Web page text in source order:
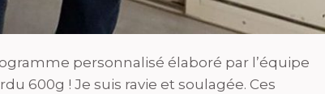
personnalisé élaboré par l’équipe
600g ! Je suis ravie et soulagée. Ces